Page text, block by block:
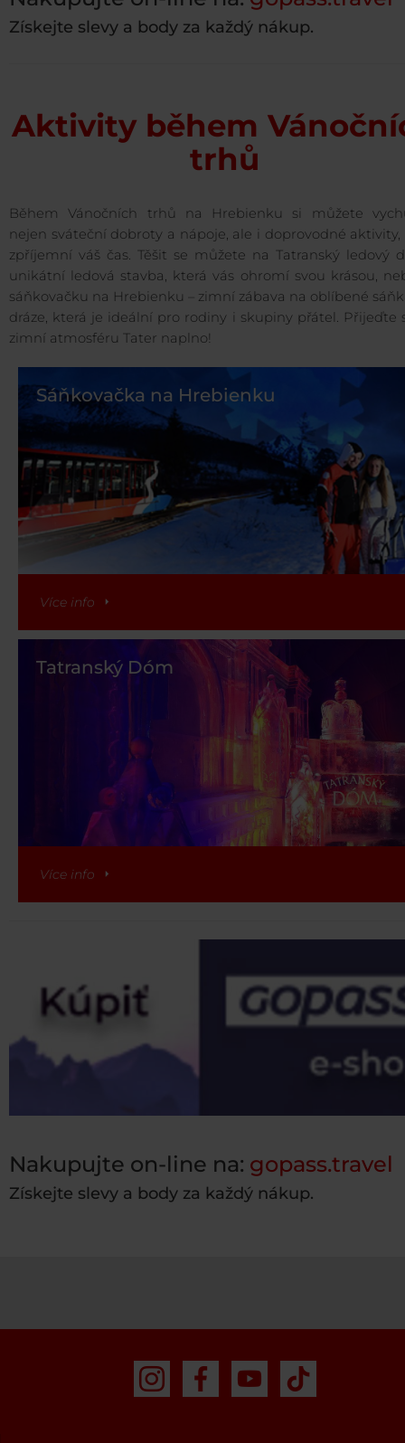
Získejte slevy a body za každý nákup.
Aktivity během
trhů
Během Vánočních trhů na Hrebienku si můžete
nejen sváteční dobroty a nápoje, ale i doprovodné
zpříjemní váš čas. Těšit se můžete na Tatranský ledový
unikátní ledová stavba, která vás ohromí svou krásou,
sáňkovačku na Hrebienku – zimní zábava na oblíbené
dráze, která je ideální pro rodiny i skupiny přátel. Přijeďte
zimní atmosféru Tater naplno!
Sáňkovačka na Hrebienku
Více info
Tatranský Dóm
Více info
Nakupujte on-line na: gopass.travel
Získejte slevy a body za každý nákup.